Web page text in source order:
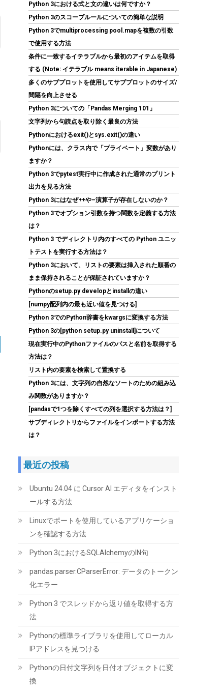
SP Silicon Power シリコンパワー SSD 512GB
3D NAND採用 SATA3 6Gb/s 2.5インチ 7mm
PS4動作確認済 3年保証 A55シリーズ
SP512GBSS3A55S25
(54310588) GBP 62.65 (2026-08-06
04:03 GMT +09:00 時点 -
詳細はこちら
JastBang USB-C HDMIキャプチャーボード 4K
入力 1080P録画 UVC対応 低遅延 電源不要 ドラ
イバー不要 | Switch、PS5、PC、iOS、
Androidに対応。OBS Studio、Twitch、
YouTubeを使用したゲーム実況やライブ配信、
会議録画に活用できます。小型軽量｜日本語取
扱説明書付き。
(546393 ) GBP 7.72 (2026-08-06 04:03
GMT +09:00 時点 -詳細はこちら)
Gen4×4 NVMe M.2 2280 読込7,200M SSD-
CK1.0N4B/R
(54519) GBP 143.25 (2026-08-06 04:03
GMT +09:00 時点 -詳細はこちら
ARCTIC P12 Pro PST - パワフルなプレミアム
ファン、Yケーブルスプリッター付き120mm
PWMファン 600-3000 RPM、0 RPM
GBP 5.40
詳細はこちら
Python 3における式と文の違いは何ですか？
Python 3のスコープルールについての簡単な説明
Python 3でmultiprocessing pool.mapを複数の引数
で使用する方法
条件に一致するイテラブルから最初のアイテムを取得
する (Note: イテラブル means iterable in Japanese)
多くのサブプロットを使用してサブプロットのサイズ/
間隔を向上させる
Python 3についての「Pandas Merging 101」
文字列から句読点を取り除く最良の方法
Pythonにおけるexit()とsys.exit()の違い
Pythonには、クラス内で「プライベート」変数があり
ますか？
Python 3でpytest実行中に作成された通常のプリント
出力を見る方法
Python 3にはなぜ++や–演算子が存在しないのか？
Python 3でオプション引数を持つ関数を定義する方法
は？
Python 3 でディレクトリ内のすべての Python ユニッ
トテストを実行する方法は？
Python 3において、リストの要素は挿入された順番の
まま保持されることが保証されていますか？
Pythonのsetup.py developとinstallの違い
[numpy配列内の最も近い値を見つける]
Python 3でのPython辞書をkwargsに変換する方法
Python 3の[python setup.py uninstall]について
現在実行中のPythonファイルのパスと名前を取得する
方法は？
リスト内の要素を検索して置換する
Python 3には、文字列の自然なソートのための組み込
み関数がありますか？
[pandasで1つを除くすべての列を選択する方法は？]
サブディレクトリからファイルをインポートする方法
は？
最近の投稿
Ubuntu 24.04 に Cursor AI エディタをインスト
ールする方法
Linuxでポートを使用しているアプリケーショ
ンを確認する方法
Python 3におけるSQLAlchemyのIN句
pandas.parser.CParserError: データのトークン
化エラー
Python 3 でスレッドから返り値を取得する方
法
Pythonの標準ライブラリを使用してローカル
IPアドレスを見つける
Pythonの日付文字列を日付オブジェクトに変
換